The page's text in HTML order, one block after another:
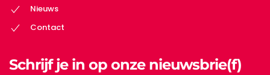
Nieuws
Contact
Schrijf je in op onze nieuwsbrie(f)